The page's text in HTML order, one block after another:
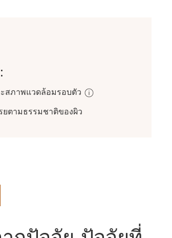
ภาพแวดล้อมรอบตัว
ตามธรรมชาติของผิว